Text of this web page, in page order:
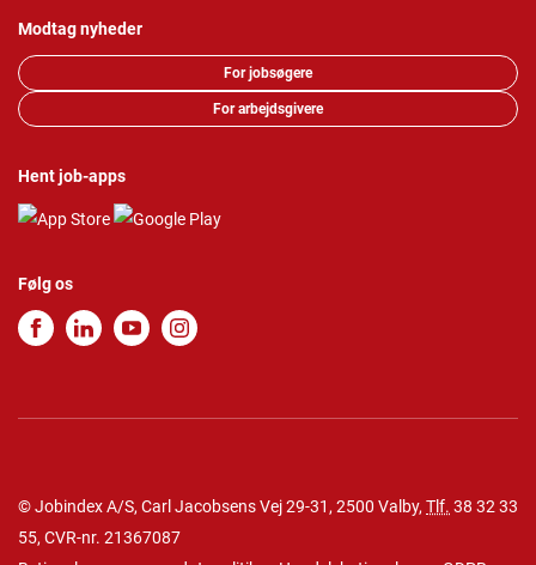
Modtag nyheder
For jobsøgere
For arbejdsgivere
Hent job-apps
Følg os
© Jobindex A/S, Carl Jacobsens Vej 29-31, 2500 Valby, Tlf. 38 32 33
55, CVR-nr. 21367087